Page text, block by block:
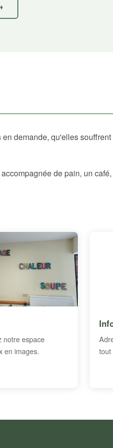
demande, qu'elles
de pain, un
notre espace
en images.
tout